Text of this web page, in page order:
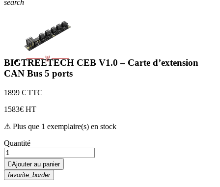
search
BIGTREETECH CEB V1.0 – Carte d’extension
CAN Bus 5 ports
1899 € TTC
1583€ HT
⚠ Plus que 1 exemplaire(s) en stock
Quantité
Ajouter au panier
favorite_border